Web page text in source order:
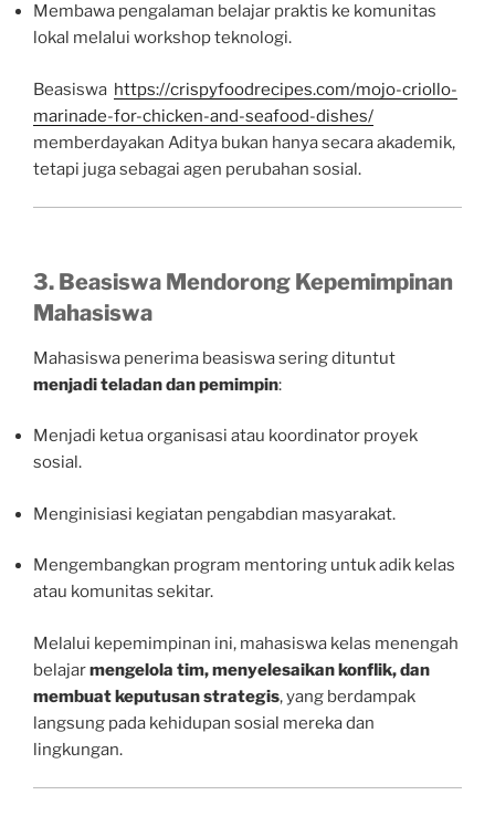
Membawa pengalaman belajar praktis ke komunitas
lokal melalui workshop teknologi.
Beasiswa https://crispyfoodrecipes.com/mojo-criollo-
marinade-for-chicken-and-seafood-dishes/
memberdayakan Aditya bukan hanya secara akademik,
tetapi juga sebagai agen perubahan sosial.
3. Beasiswa Mendorong Kepemimpinan
Mahasiswa
Mahasiswa penerima beasiswa sering dituntut
menjadi teladan dan pemimpin:
Menjadi ketua organisasi atau koordinator proyek
sosial.
Menginisiasi kegiatan pengabdian masyarakat.
Mengembangkan program mentoring untuk adik kelas
atau komunitas sekitar.
Melalui kepemimpinan ini, mahasiswa kelas menengah
belajarmengelola tim, menyelesaikan konflik, dan
membuat keputusan strategis, yang berdampak
langsung pada kehidupan sosial mereka dan
lingkungan.